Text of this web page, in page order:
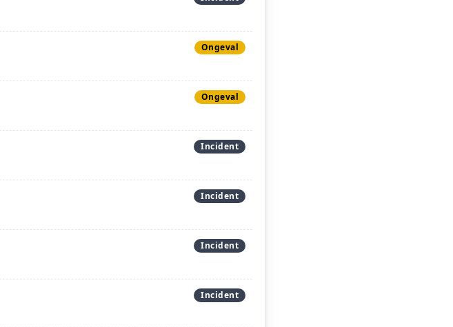
Ongeval
Ongeval
Incident
Incident
Incident
Incident